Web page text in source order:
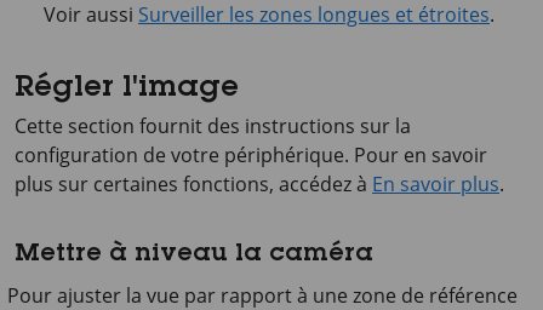
Voir aussi Surveiller les zones longues et étroites.
Régler l'image
Cette section fournit des instructions sur la
configuration de votre périphérique. Pour en savoir
plus sur certaines fonctions, accédez à En savoir plus.
Mettre à niveau la caméra
Pour ajuster la vue par rapport à une zone de référence